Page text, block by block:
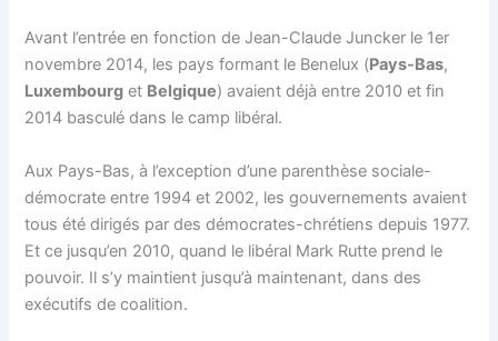
Avant l’entrée en fonction de Jean-Claude Juncker le 1er
novembre 2014, les pays formant le Benelux (Pays-Bas,
Luxembourg et Belgique) avaient déjà entre 2010 et fin
2014 basculé dans le camp libéral.
Aux Pays-Bas, à l’exception d’une parenthèse sociale-
démocrate entre 1994 et 2002, les gouvernements avaient
tous été dirigés par des démocrates-chrétiens depuis 1977.
Et ce jusqu’en 2010, quand le libéral Mark Rutte prend le
pouvoir. Il s’y maintient jusqu’à maintenant, dans des
exécutifs de coalition.